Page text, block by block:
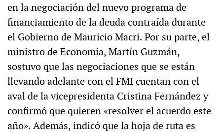
en la negociación del nuevo programa de
financiamiento de la deuda contraída durante
el Gobierno de Mauricio Macri. Por su parte, el
ministro de Economía, Martín Guzmán,
sostuvo que las negociaciones que se están
llevando adelante con el FMI cuentan con el
aval de la vicepresidenta Cristina Fernández y
confirmó que quieren «resolver el acuerdo este
año». Además, indicó que la hoja de ruta es